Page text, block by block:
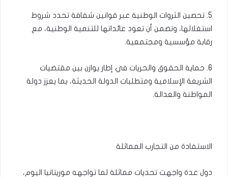
5. تحصين الثروات الوطنية عبر قوانين شفافة تحدد شروط
استغلالها، وتضمن أن تعود عائداتها للتنمية الوطنية، مع
رقابة مؤسسية ومجتمعية.
6. حماية الحقوق والحريات في إطار يوازن بين مقتضيات
الشريعة الإسلامية ومتطلبات الدولة الحديثة، بما يعزز دولة
المواطنة والعدالة.
الاستفادة من التجارب المماثلة
دول عدة واجهت تحديات مماثلة لما تواجهه موريتانيا اليوم،